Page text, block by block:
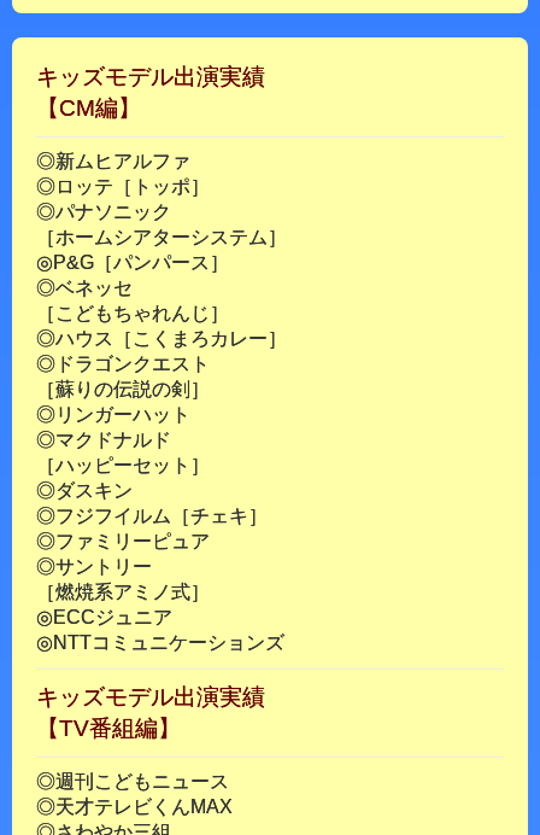
キッズモデル出演実績
【CM編】
◎新ムヒアルファ
◎ロッテ［トッポ］
◎パナソニック
［ホームシアターシステム］
◎P&G［パンパース］
◎ベネッセ
［こどもちゃれんじ］
◎ハウス［こくまろカレー］
◎ドラゴンクエスト
［蘇りの伝説の剣］
◎リンガーハット
◎マクドナルド
［ハッピーセット］
◎ダスキン
◎フジフイルム［チェキ］
◎ファミリーピュア
◎サントリー
［燃焼系アミノ式］
◎ECCジュニア
◎NTTコミュニケーションズ
キッズモデル出演実績
【TV番組編】
◎週刊こどもニュース
◎天才テレビくんMAX